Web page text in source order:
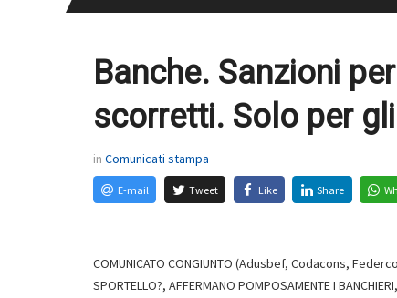
Banche. Sanzioni
scorretti. Solo per
in Comunicati stampa
E-mail Tweet Like Share
COMUNICATO CONGIUNTO (Adusbef, Codacons,
SPORTELLO?, AFFERMANO POMPOSAMENTE I